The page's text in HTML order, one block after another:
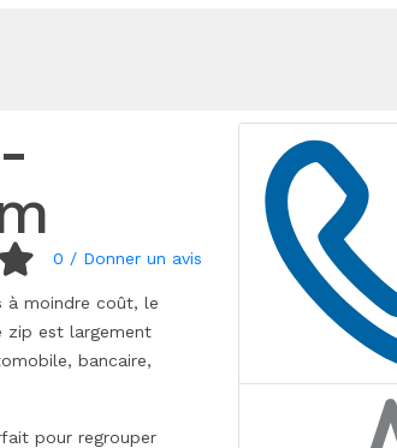
0 / Donner un avis
à moindre coût, le
zip est largement
bancaire,
pour regrouper